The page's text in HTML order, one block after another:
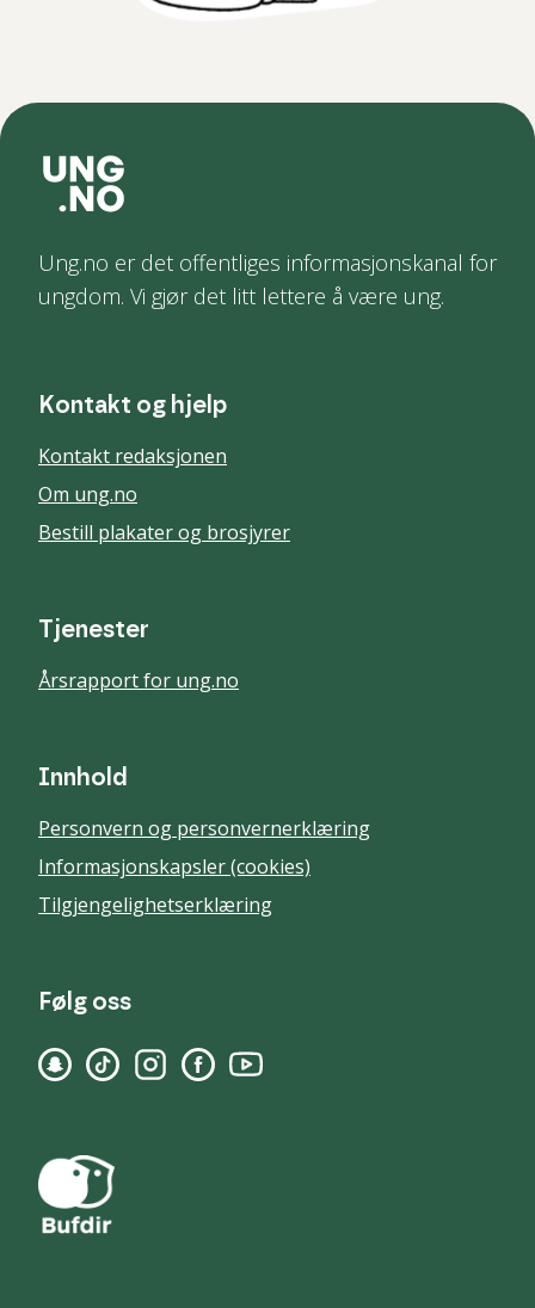
Ung.no er det offentliges informasjonskanal for
ungdom. Vi gjør det litt lettere å være ung.
Kontakt og hjelp
Kontakt redaksjonen
Om ung.no
Bestill plakater og brosjyrer
Tjenester
Årsrapport for ung.no
Innhold
Personvern og personvernerklæring
Informasjonskapsler (cookies)
Tilgjengelighetserklæring
Følg oss